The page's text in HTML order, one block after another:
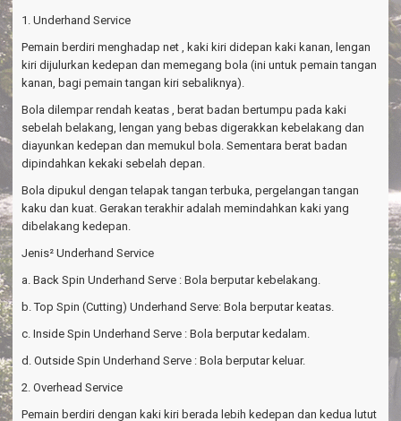
1. Underhand Service
Pemain berdiri menghadap net , kaki kiri didepan kaki kanan, lengan
kiri dijulurkan kedepan dan memegang bola (ini untuk pemain tangan
kanan, bagi pemain tangan kiri sebaliknya).
Bola dilempar rendah keatas , berat badan bertumpu pada kaki
sebelah belakang, lengan yang bebas digerakkan kebelakang dan
diayunkan kedepan dan memukul bola. Sementara berat badan
dipindahkan kekaki sebelah depan.
Bola dipukul dengan telapak tangan terbuka, pergelangan tangan
kaku dan kuat. Gerakan terakhir adalah memindahkan kaki yang
dibelakang kedepan.
Jenis² Underhand Service
a. Back Spin Underhand Serve : Bola berputar kebelakang.
b. Top Spin (Cutting) Underhand Serve: Bola berputar keatas.
c. Inside Spin Underhand Serve : Bola berputar kedalam.
d. Outside Spin Underhand Serve : Bola berputar keluar.
2. Overhead Service
Pemain berdiri dengan kaki kiri berada lebih kedepan dan kedua lutut